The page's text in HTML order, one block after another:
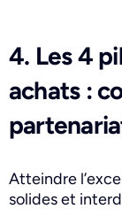
4. Les 4
achats :
Atteindre
solides et